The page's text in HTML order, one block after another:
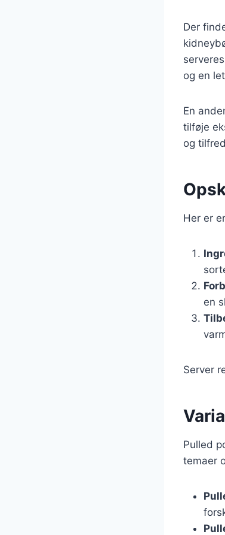
Der
og en
En
tilføje
og
Her er
en
Server
Pulled
temaer